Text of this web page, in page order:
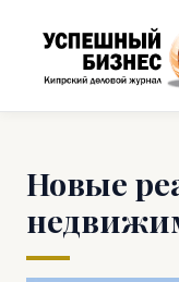
Новые